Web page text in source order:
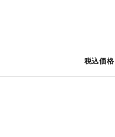
税込価格